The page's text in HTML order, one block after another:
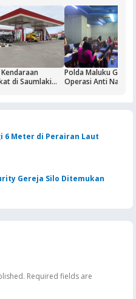
di Saumlaki
Polda Maluku Gelar
Operasi Anti
6 Meter di Perairan Laut
Gereja Silo Ditemukan
Required fields are